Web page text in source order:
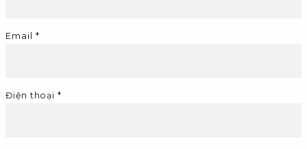
Email *
Điện thoại *